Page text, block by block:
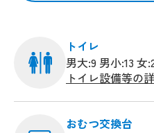
トイレ
男大:9 男小:13 女
トイレ設備等の
おむつ交換台